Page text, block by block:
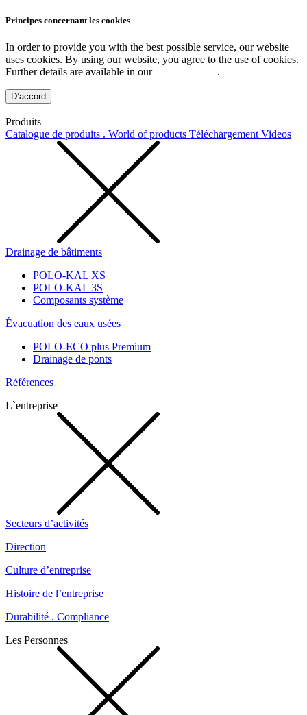
Principes concernant les cookies
In order to provide you with the best possible service, our website
uses cookies. By using our website, you agree to the use of cookies.
Further details are available in our
.
D’accord
Produits
Catalogue de produits . World of products Téléchargement Videos
Drainage de bâtiments
POLO-KAL XS
POLO-KAL 3S
Composants système
Évacuation des eaux usées
POLO-ECO plus Premium
Drainage de ponts
Références
L`entreprise
Secteurs d’activités
Direction
Culture d’entreprise
Histoire de l’entreprise
Durabilité . Compliance
Les Personnes